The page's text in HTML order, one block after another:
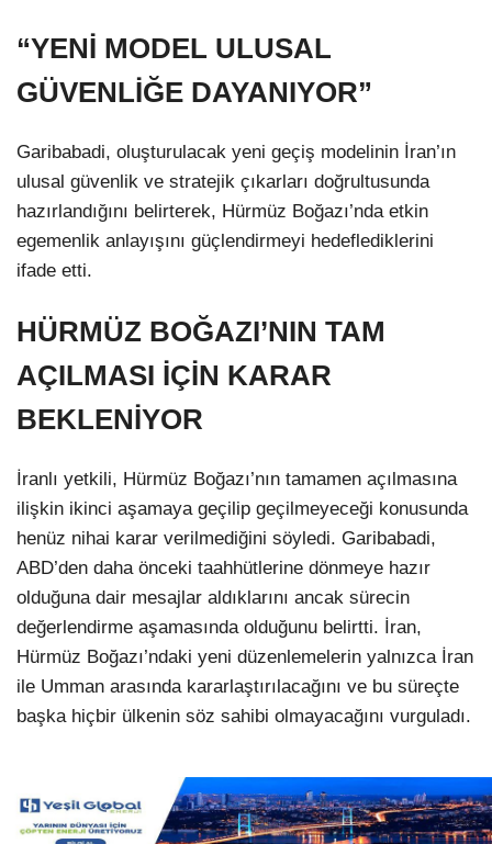
“YENİ MODEL ULUSAL
GÜVENLİĞE DAYANIYOR”
Garibabadi, oluşturulacak yeni geçiş modelinin İran’ın
ulusal güvenlik ve stratejik çıkarları doğrultusunda
hazırlandığını belirterek, Hürmüz Boğazı’nda etkin
egemenlik anlayışını güçlendirmeyi hedeflediklerini
ifade etti.
HÜRMÜZ BOĞAZI’NIN TAM
AÇILMASI İÇİN KARAR
BEKLENİYOR
İranlı yetkili, Hürmüz Boğazı’nın tamamen açılmasına
ilişkin ikinci aşamaya geçilip geçilmeyeceği konusunda
henüz nihai karar verilmediğini söyledi. Garibabadi,
ABD’den daha önceki taahhütlerine dönmeye hazır
olduğuna dair mesajlar aldıklarını ancak sürecin
değerlendirme aşamasında olduğunu belirtti. İran,
Hürmüz Boğazı’ndaki yeni düzenlemelerin yalnızca İran
ile Umman arasında kararlaştırılacağını ve bu süreçte
başka hiçbir ülkenin söz sahibi olmayacağını vurguladı.